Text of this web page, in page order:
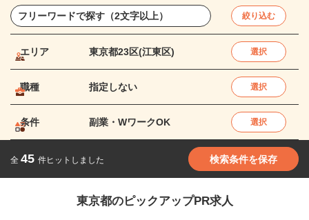
絞り込む
エリア 東京都23区(江東区) 選択
職種 指定しない 選択
条件 副業・WワークOK 選択
全 45 件ヒットしました 検索条件を保存
東京都のピックアップPR求人